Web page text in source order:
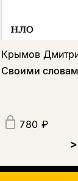
Крымов
Своими
780 ₽
>